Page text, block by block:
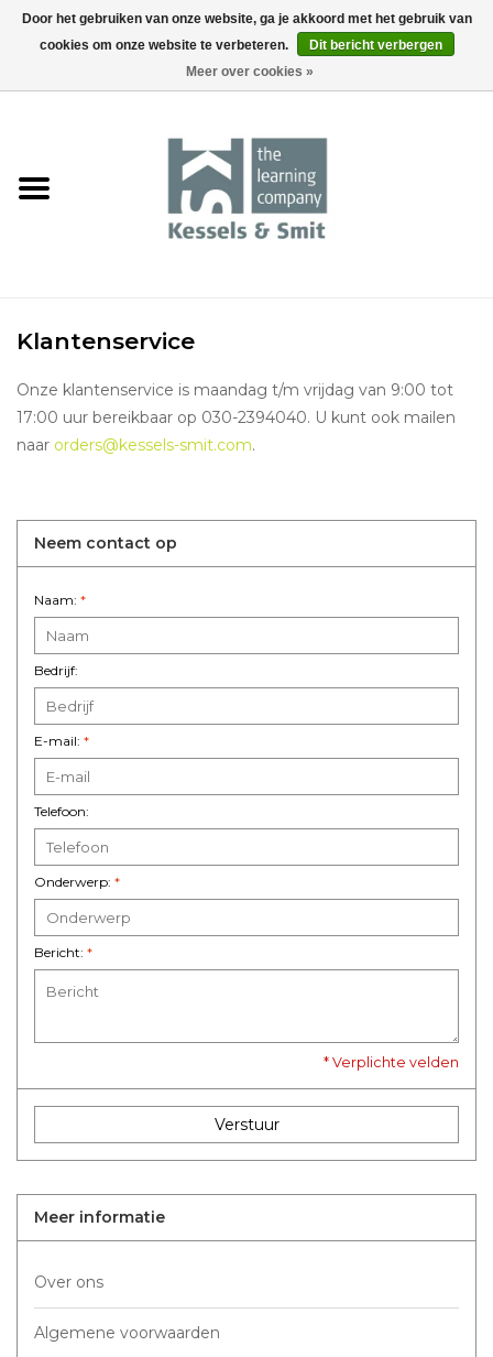
0 Artikelen - €0,00
Klantenservice
Onze klantenservice is maandag t/m vrijdag van 9:00 tot
17:00 uur bereikbaar op 030-2394040. U kunt ook mailen
naar orders@kessels-smit.com.
Neem contact op
Naam: *
Bedrijf:
E-mail: *
Telefoon:
Onderwerp: *
Bericht: *
* Verplichte velden
Verstuur
Meer informatie
Over ons
Algemene voorwaarden
Door het gebruiken van onze website, ga je akkoord met het gebruik van
cookies om onze website te verbeteren.
Dit bericht verbergen
Meer over cookies »